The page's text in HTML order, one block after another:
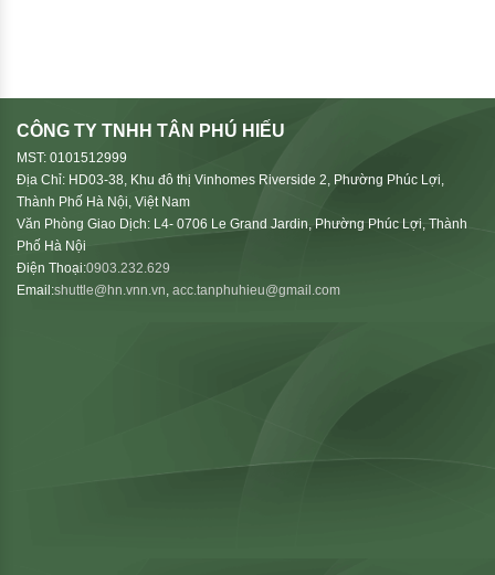
CÔNG TY TNHH TÂN PHÚ HIẾU
MST: 0101512999
Địa Chỉ: HD03-38, Khu đô thị Vinhomes Riverside 2, Phường Phúc Lợi,
Thành Phố Hà Nội, Việt Nam
Văn Phòng Giao Dịch: L4- 0706 Le Grand Jardin, Phường Phúc Lợi, Thành
Phố Hà Nội
Điện Thoại:0903.232.629
Email:shuttle@hn.vnn.vn, acc.tanphuhieu@gmail.com